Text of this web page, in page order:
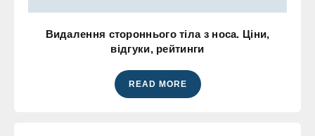
Видалення стороннього тіла з носа. Ціни,
відгуки, рейтинги
READ MORE